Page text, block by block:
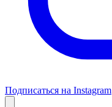
Подписаться на Instagram